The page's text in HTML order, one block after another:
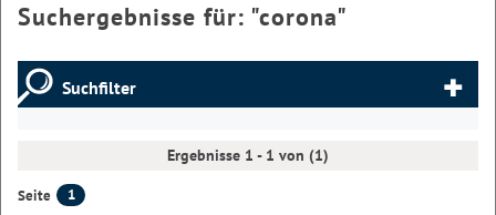
Suchergebnisse für: "corona"
Suchfilter
Ergebnisse 1 - 1 von (1)
Seite
1